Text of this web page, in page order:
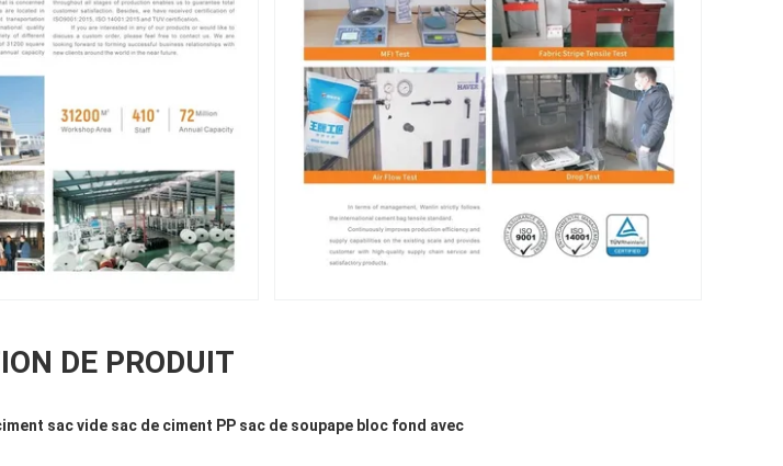
DE PRODUIT
sac vide sac de ciment PP sac de soupape bloc fond avec